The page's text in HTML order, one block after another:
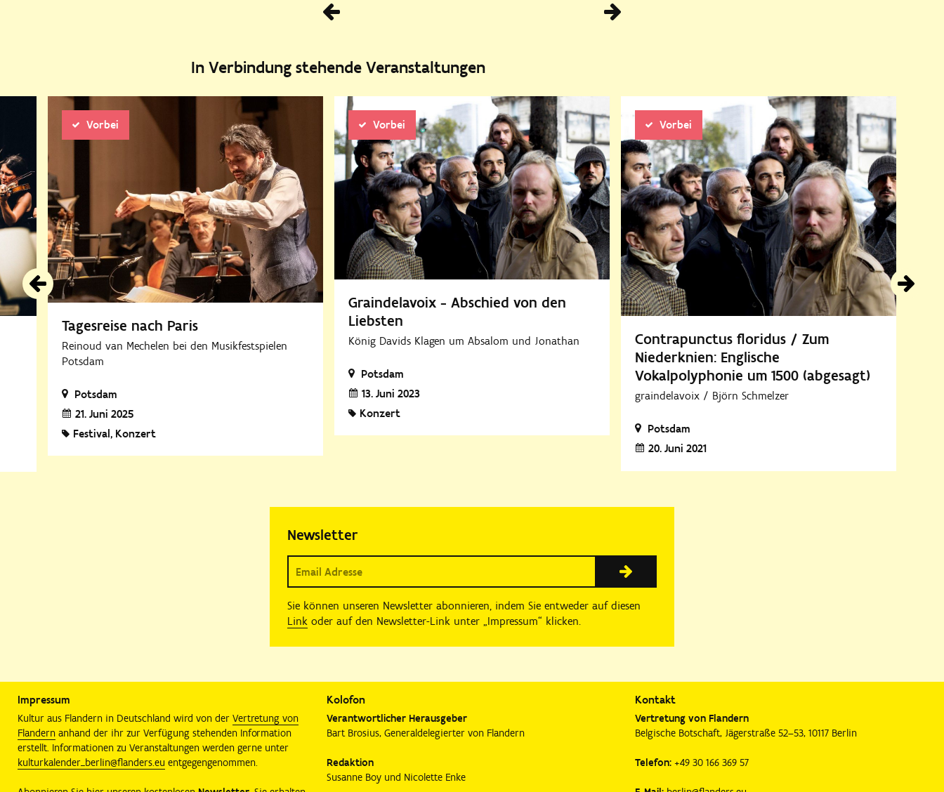
Vorherige
In Verbindung stehende Veranstaltungen
Vorbei
Tagesreise nach Paris
Reinoud van Mechelen bei den Musikfestspielen
Potsdam
Potsdam
21. Juni 2025
Festival Konzert
Vorbei
Graindelavoix - Abschied von den
Liebsten
König Davids Klagen um Absalom und Jonathan
Potsdam
13. Juni 2023
Konzert
Vorbei
Contrapunctus floridus / Zum
Niederknien: Englische
Vokalpolyphonie um 1500 (abgesagt)
graindelavoix / Björn Schmelzer
Potsdam
20. Juni 2021
Newsletter
Sie können unseren Newsletter abonnieren, indem Sie entweder auf diesen
Link oder auf den Newsletter-Link unter „Impressum“ klicken.
Impressum
Kultur aus Flandern in Deutschland wird von der Vertretung von
Flandern anhand der ihr zur Verfügung stehenden Information
erstellt. Informationen zu Veranstaltungen werden gerne unter
kulturkalender_berlin@flanders.eu entgegengenommen.
Kolofon
Verantwortlicher Herausgeber
Bart Brosius, Generaldelegierter von Flandern
Redaktion
Susanne Boy und Nicolette Enke
Kontakt
Vertretung von Flandern
Belgische Botschaft, Jägerstraße 52–53, 10117 Berlin
Telefon: +49 30 166 369 57